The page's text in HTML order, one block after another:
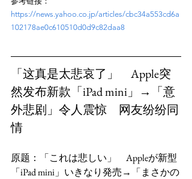
https://news.yahoo.co.jp/articles/cbc34a553cd6a
102178ae0c610510d0d9c82daa8
「这真是太悲哀了」　Apple突
然发布新款「iPad mini」→「意
外悲剧」令人震惊　网友纷纷同
情
原题：「これは悲しい」　Appleが新型
「iPad mini」いきなり発売→「まさかの